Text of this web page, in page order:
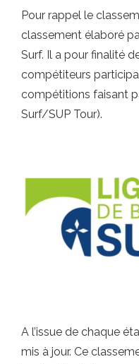
Pour rappel le
classement élaboré
Surf. Il a pour finalité
compétiteurs
compétitions faisant
Surf/SUP Tour).
A l’issue de chaque
mis à jour. Ce